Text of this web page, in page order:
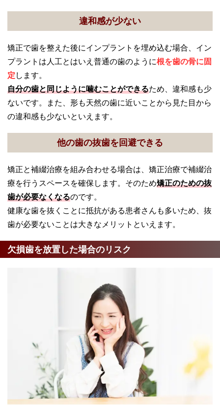
違和感が少ない
矯正で歯を整えた後にインプラントを埋め込む場合、イン
プラントは人工とはいえ普通の歯のように根を歯の骨に固
定 します。
自分の歯と同じように噛むことができるため、違和感も少
ないです。また、形も天然の歯に近いことから見た目から
の違和感も少ないといえます。
他の歯の抜歯を回避できる
矯正と補綴治療を組み合わせる場合は、矯正治療で補綴治
療を行うスペースを確保します。そのため矯正のための抜
歯が必要なくなるのです。
健康な歯を抜くことに抵抗がある患者さんも多いため、抜
歯が必要ないことは大きなメリットといえます。
欠損歯を放置した場合のリスク